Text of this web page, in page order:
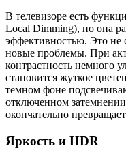
В телевизоре есть
Local Dimming), но она
эффективностью. Это не
новые проблемы. При
контрастность немного
становится жуткое
темном фоне
отключенном
окончательно
Яркость и HDR